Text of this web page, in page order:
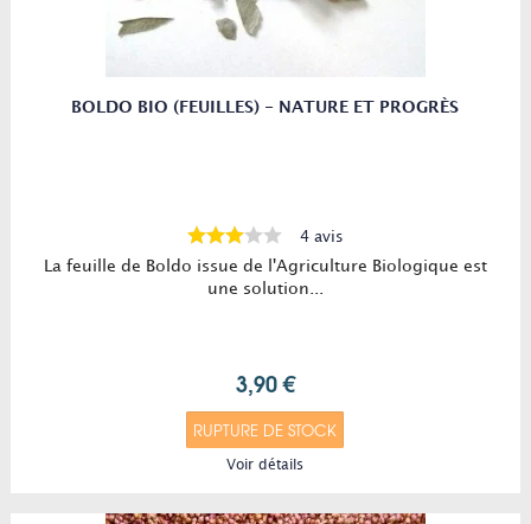
BOLDO BIO (FEUILLES) - NATURE ET PROGRÈS
4 avis
La feuille de Boldo issue de l'Agriculture Biologique est
une solution...
3,90 €
RUPTURE DE STOCK
Voir détails